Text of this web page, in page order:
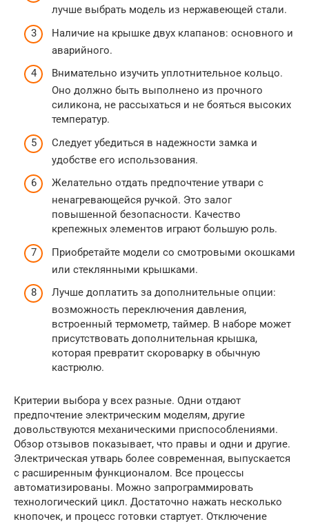
лучше выбрать модель из нержавеющей стали.
Наличие на крышке двух клапанов: основного и
аварийного.
Внимательно изучить уплотнительное кольцо.
Оно должно быть выполнено из прочного
силикона, не рассыхаться и не бояться высоких
температур.
Следует убедиться в надежности замка и
удобстве его использования.
Желательно отдать предпочтение утвари с
ненагревающейся ручкой. Это залог
повышенной безопасности. Качество
крепежных элементов играют большую роль.
Приобретайте модели со смотровыми окошками
или стеклянными крышками.
Лучше доплатить за дополнительные опции:
возможность переключения давления,
встроенный термометр, таймер. В наборе может
присутствовать дополнительная крышка,
которая превратит скороварку в обычную
кастрюлю.
Критерии выбора у всех разные. Одни отдают
предпочтение электрическим моделям, другие
довольствуются механическими приспособлениями.
Обзор отзывов показывает, что правы и одни и другие.
Электрическая утварь более современная, выпускается
с расширенным функционалом. Все процессы
автоматизированы. Можно запрограммировать
технологический цикл. Достаточно нажать несколько
кнопочек, и процесс готовки стартует. Отключение